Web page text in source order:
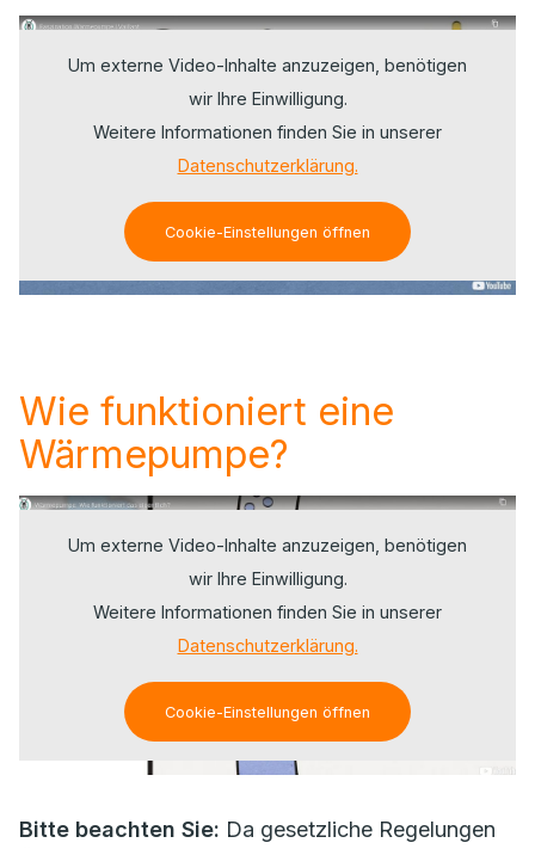
Um externe Video-Inhalte anzuzeigen, benötigen
wir Ihre Einwilligung.
Weitere Informationen finden Sie in unserer
Datenschutzerklärung.
Cookie-Einstellungen öffnen
Wie funktioniert eine
Wärmepumpe?
Um externe Video-Inhalte anzuzeigen, benötigen
wir Ihre Einwilligung.
Weitere Informationen finden Sie in unserer
Datenschutzerklärung.
Cookie-Einstellungen öffnen
Bitte beachten Sie: Da gesetzliche Regelungen